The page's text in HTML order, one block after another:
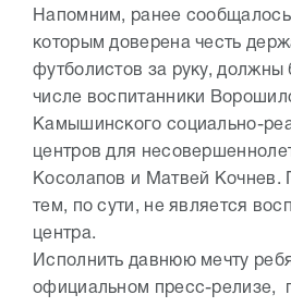
Напомним, ранее
которым доверена честь
футболистов за руку,
числе воспитанники
Камышинского социально-
центров для
Косолапов и Матвей Кочнев.
тем, по сути, не является
центра.
Исполнить давнюю мечту
официальном пресс-релизе,